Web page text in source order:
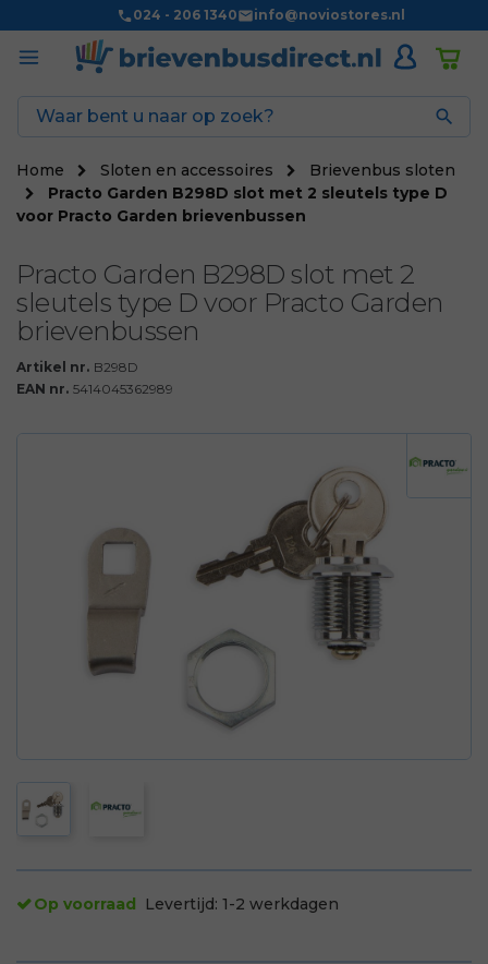
024 - 206 1340 info@noviostores.nl

Home Sloten en accessoires
Brievenbus sloten
Practo Garden B298D slot met 2 sleutels type D
voor Practo Garden brievenbussen
Practo Garden B298D slot met 2
sleutels type D voor Practo Garden
brievenbussen
Artikel nr. B298D
EAN nr. 5414045362989
Op voorraad Levertijd: 1-2 werkdagen